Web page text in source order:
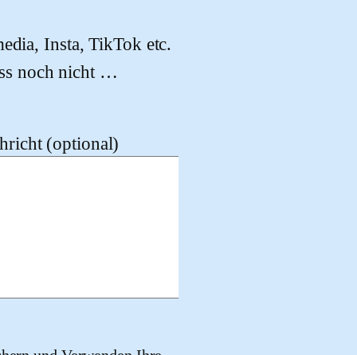
Insta, TikTok etc.
noch nicht …
(optional)